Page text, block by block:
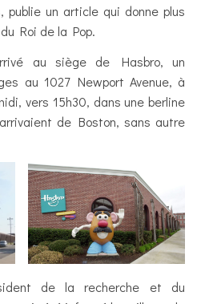
un article qui donne plus
Roi de la Pop.
au siège de Hasbro, un
au 1027 Newport Avenue, à
vers 15h30, dans une berline
de Boston, sans autre
de la recherche et du